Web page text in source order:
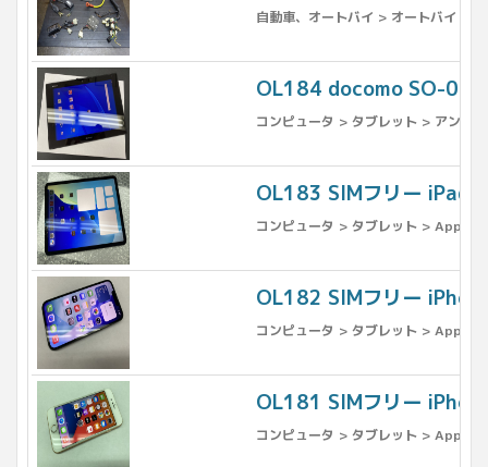
自動車、オートバイ > オートバイ >
OL184 docomo SO-05F
コンピュータ > タブレット > アンド
OL183 SIMフリー iPad
コンピュータ > タブレット > Apple
OL182 SIMフリー
コンピュータ > タブレット > Apple
OL181 SIMフリー
コンピュータ > タブレット > Apple